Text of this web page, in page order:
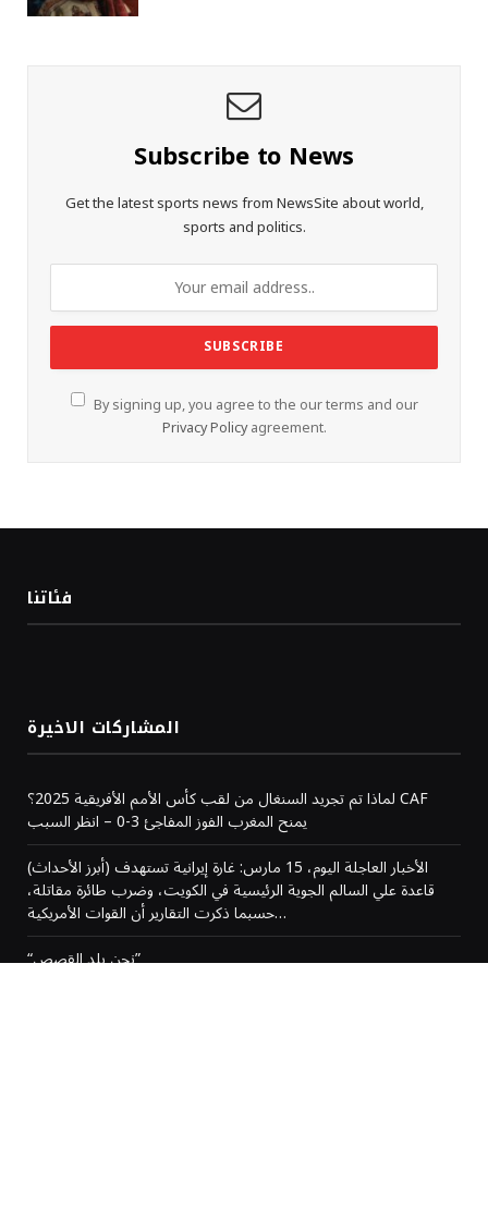
Subscribe to News
Get the latest sports news from NewsSite about world,
sports and politics.
By signing up, you agree to the our terms and our
Privacy Policyagreement.
فئاتنا
المشاركات الاخيرة
لماذا تم تجريد السنغال من لقب كأس الأمم الأفريقية 2025؟ CAF
يمنح المغرب الفوز المفاجئ 3-0 – انظر السبب
(أبرز الأحداث) الأخبار العاجلة اليوم، 15 مارس: غارة إيرانية تستهدف
قاعدة علي السالم الجوية الرئيسية في الكويت، وضرب طائرة مقاتلة،
حسبما ذكرت التقارير أن القوات الأمريكية…
“نحن بلد القصص”